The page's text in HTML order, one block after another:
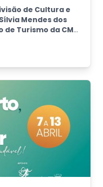
de Cultura e
de Turismo da CM
Económico da